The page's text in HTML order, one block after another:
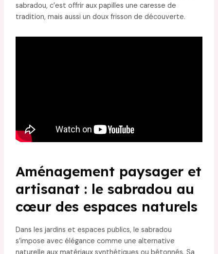
sabradou, c’est offrir aux papilles une caresse de
tradition, mais aussi un doux frisson de découverte.
Aménagement paysager et
artisanat : le sabradou au
cœur des espaces naturels
Dans les jardins et espaces publics, le sabradou
s’impose avec élégance comme une alternative